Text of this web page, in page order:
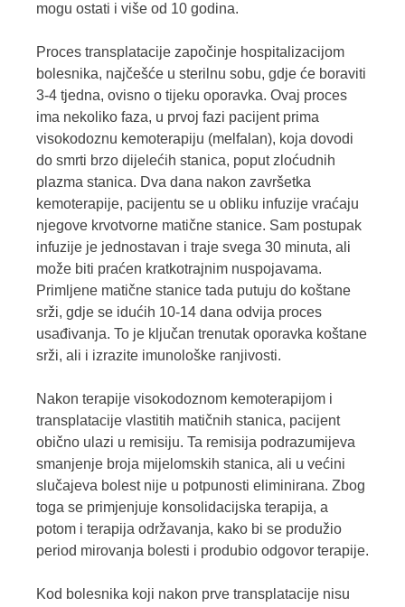
mogu ostati i više od 10 godina.
Proces transplatacije započinje hospitalizacijom
bolesnika, najčešće u sterilnu sobu, gdje će boraviti
3-4 tjedna, ovisno o tijeku oporavka. Ovaj proces
ima nekoliko faza, u prvoj fazi pacijent prima
visokodoznu kemoterapiju (melfalan), koja dovodi
do smrti brzo dijelećih stanica, poput zloćudnih
plazma stanica. Dva dana nakon završetka
kemoterapije, pacijentu se u obliku infuzije vraćaju
njegove krvotvorne matične stanice. Sam postupak
infuzije je jednostavan i traje svega 30 minuta, ali
može biti praćen kratkotrajnim nuspojavama.
Primljene matične stanice tada putuju do koštane
srži, gdje se idućih 10-14 dana odvija proces
usađivanja. To je ključan trenutak oporavka koštane
srži, ali i izrazite imunološke ranjivosti.
Nakon terapije visokodoznom kemoterapijom i
transplatacije vlastitih matičnih stanica, pacijent
obično ulazi u remisiju. Ta remisija podrazumijeva
smanjenje broja mijelomskih stanica, ali u većini
slučajeva bolest nije u potpunosti eliminirana. Zbog
toga se primjenjuje konsolidacijska terapija, a
potom i terapija održavanja, kako bi se produžio
period mirovanja bolesti i produbio odgovor terapije.
Kod bolesnika koji nakon prve transplatacije nisu